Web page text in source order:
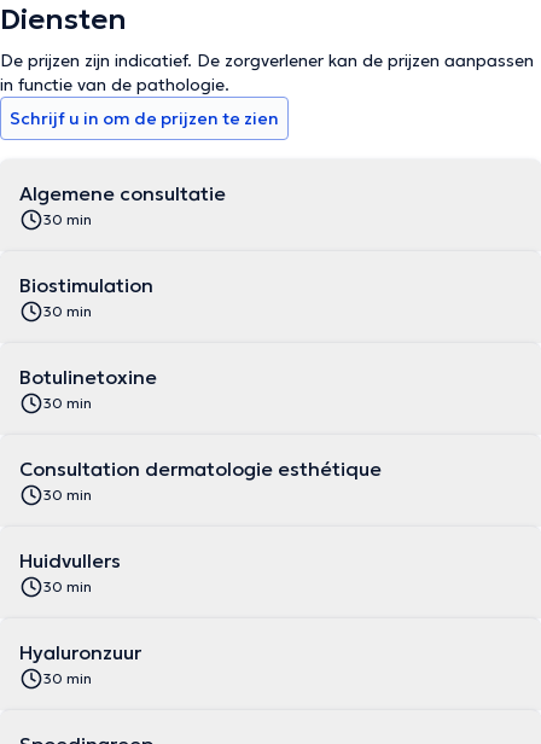
Diensten
De prijzen zijn indicatief. De zorgverlener kan de prijzen aanpassen
in functie van de pathologie.
Schrijf u in om de prijzen te zien
Algemene consultatie
30 min
Biostimulation
30 min
Botulinetoxine
30 min
Consultation dermatologie esthétique
30 min
Huidvullers
30 min
Hyaluronzuur
30 min